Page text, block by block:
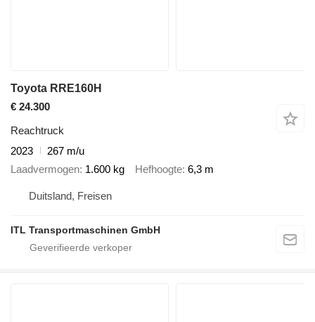
Toyota RRE160H
€ 24.300
Reachtruck
2023
267 m/u
Laadvermogen 1.600 kg Hefhoogte 6,3 m
Duitsland, Freisen
ITL Transportmaschinen GmbH